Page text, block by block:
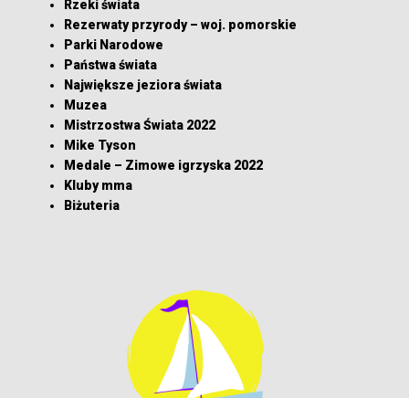
Rzeki świata
Rezerwaty przyrody – woj. pomorskie
Parki Narodowe
Państwa świata
Największe jeziora świata
Muzea
Mistrzostwa Świata 2022
Mike Tyson
Medale – Zimowe igrzyska 2022
Kluby mma
Biżuteria